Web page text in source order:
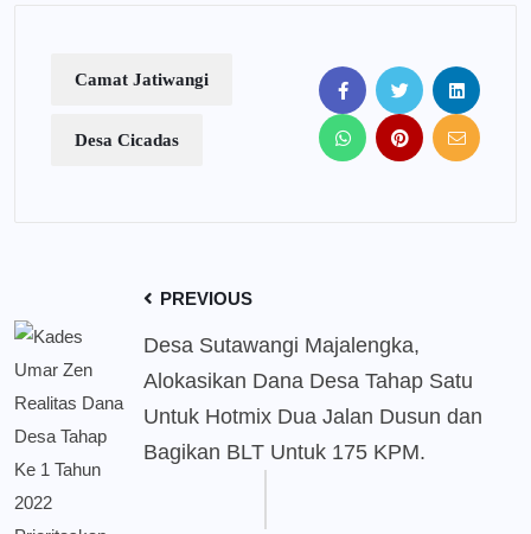
Camat Jatiwangi
Desa Cicadas
PREVIOUS
Desa Sutawangi Majalengka,
Alokasikan Dana Desa Tahap Satu
Untuk Hotmix Dua Jalan Dusun dan
Bagikan BLT Untuk 175 KPM.